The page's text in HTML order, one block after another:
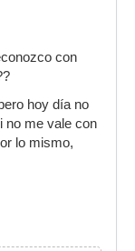
con
hoy día no
no me vale con
lo mismo,